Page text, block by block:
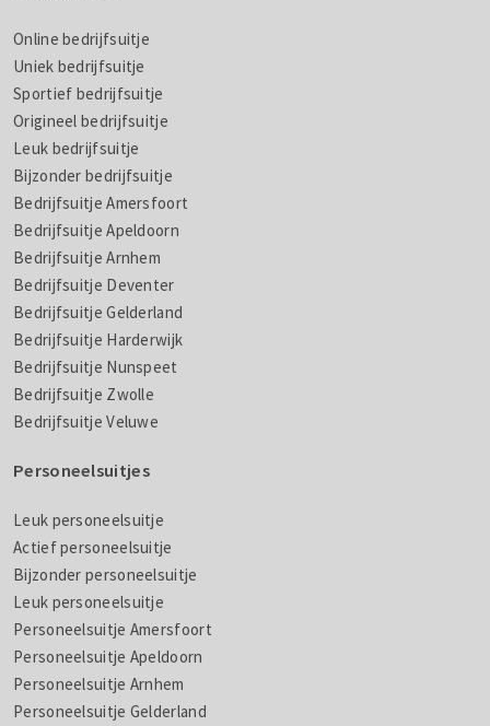
Online bedrijfsuitje
Uniek bedrijfsuitje
Sportief bedrijfsuitje
Origineel bedrijfsuitje
Leuk bedrijfsuitje
Bijzonder bedrijfsuitje
Bedrijfsuitje Amersfoort
Bedrijfsuitje Apeldoorn
Bedrijfsuitje Arnhem
Bedrijfsuitje Deventer
Bedrijfsuitje Gelderland
Bedrijfsuitje Harderwijk
Bedrijfsuitje Nunspeet
Bedrijfsuitje Zwolle
Bedrijfsuitje Veluwe
Personeelsuitjes
Leuk personeelsuitje
Actief personeelsuitje
Bijzonder personeelsuitje
Leuk personeelsuitje
Personeelsuitje Amersfoort
Personeelsuitje Apeldoorn
Personeelsuitje Arnhem
Personeelsuitje Gelderland